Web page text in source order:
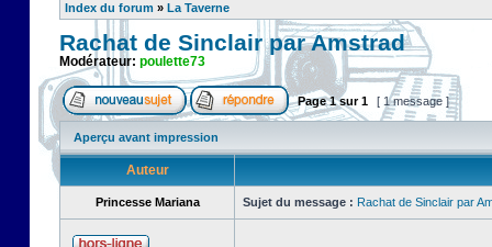
Index du forum » La Taverne
Rachat de Sinclair par Amstrad
Modérateur: poulette73
Page1sur1 [ 1 message ]
Aperçu avant impression
Auteur
Princesse Mariana Sujet du message : Rachat de Sinclair par